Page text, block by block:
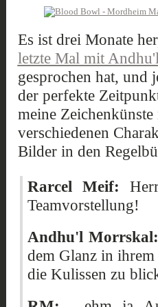
Es ist drei Monate
letzte Mal mit
gesprochen hat, und
der perfekte
meine
verschiedenen
Bilder in den
Rarcel Meif:
Teamvorstellung!
Andhu'l Morrskal:
dem Glanz in
die Kulissen zu